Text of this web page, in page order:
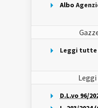
Albo
Leggi tutte
D.L.vo 96/